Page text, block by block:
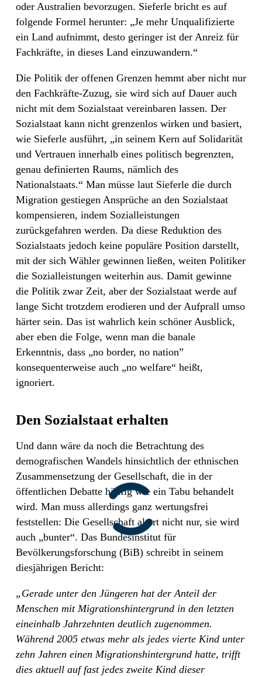
oder Australien bevorzugen. Sieferle bricht es auf
folgende Formel herunter: „Je mehr Unqualifizierte
ein Land aufnimmt, desto geringer ist der Anreiz für
Fachkräfte, in dieses Land einzuwandern.“
Die Politik der offenen Grenzen hemmt aber nicht nur
den Fachkräfte-Zuzug, sie wird sich auf Dauer auch
nicht mit dem Sozialstaat vereinbaren lassen. Der
Sozialstaat kann nicht grenzenlos wirken und basiert,
wie Sieferle ausführt, „in seinem Kern auf Solidarität
und Vertrauen innerhalb eines politisch begrenzten,
genau definierten Raums, nämlich des
Nationalstaats.“ Man müsse laut Sieferle die durch
Migration gestiegen Ansprüche an den Sozialstaat
kompensieren, indem Sozialleistungen
zurückgefahren werden. Da diese Reduktion des
Sozialstaats jedoch keine populäre Position darstellt,
mit der sich Wähler gewinnen ließen, weiten Politiker
die Sozialleistungen weiterhin aus. Damit gewinne
die Politik zwar Zeit, aber der Sozialstaat werde auf
lange Sicht trotzdem erodieren und der Aufprall umso
härter sein. Das ist wahrlich kein schöner Ausblick,
aber eben die Folge, wenn man die banale
Erkenntnis, dass „no border, no nation”
konsequenterweise auch „no welfare“ heißt,
ignoriert.
Den Sozialstaat erhalten
Und dann wäre da noch die Betrachtung des
demografischen Wandels hinsichtlich der ethnischen
Zusammensetzung der Gesellschaft, die in der
öffentlichen Debatte häufig wie ein Tabu behandelt
wird. Man muss allerdings ganz wertungsfrei
feststellen: Die Gesellschaft altert nicht nur, sie wird
auch „bunter“. Das Bundesinstitut für
Bevölkerungsforschung (BiB) schreibt in seinem
diesjährigen Bericht:
„Gerade unter den Jüngeren hat der Anteil der
Menschen mit Migrationshintergrund in den letzten
eineinhalb Jahrzehnten deutlich zugenommen.
Während 2005 etwas mehr als jedes vierte Kind unter
zehn Jahren einen Migrationshintergrund hatte, trifft
dies aktuell auf fast jedes zweite Kind dieser